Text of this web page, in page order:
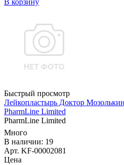
В корзину
Быстрый просмотр
Лейкопластырь Доктор
PharmLine Limited
PharmLine Limited
Много
В наличии: 19
Арт. KF-00002081
Цена